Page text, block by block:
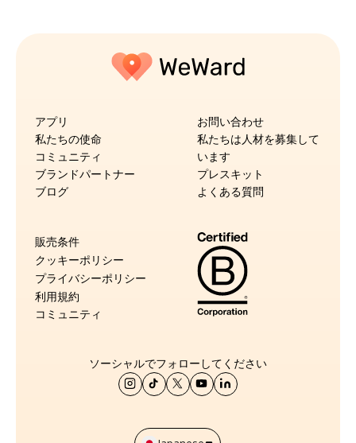
アプリ
私たちの使命
コミュニティ
ブランドパートナー
ブログ
お問い合わせ
私たちは人材を募集して
います
プレスキット
よくある質問
販売条件
クッキーポリシー
プライバシーポリシー
利用規約
コミュニティ
ソーシャルでフォローしてください